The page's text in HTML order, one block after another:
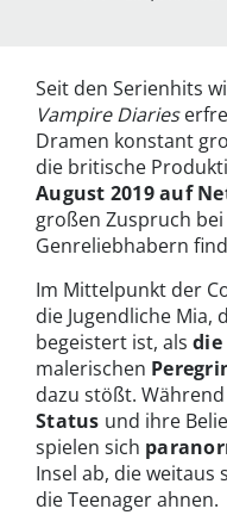
Seit den Serienhits
Vampire Diaries
Dramen konstant
die britische
August 2019 auf
großen Zuspruch
Genreliebhabern
Im Mittelpunkt der
die Jugendliche Mia,
begeistert ist, als die
malerischen
dazu stößt.
Status und ihre
spielen sich
Insel ab, die weitaus
die Teenager ahnen.